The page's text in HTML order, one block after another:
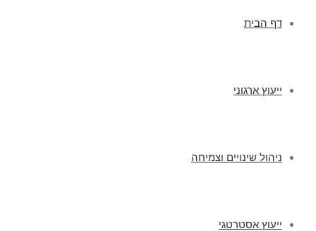
דף הבית
ייעוץ ארגוני
ניהול שינויים וצמיחה
ייעוץ אסטרטגי